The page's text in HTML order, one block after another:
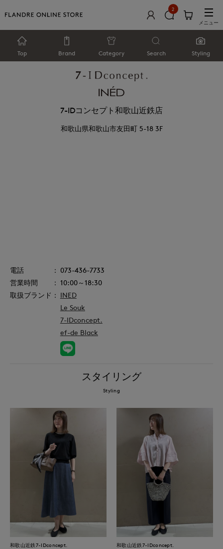
2
メニュー
Top Brand Category Search Styling
7-IDコンセプト和歌山近鉄店
和歌山県和歌山市友田町 5-18 3F
073-436-7733
10:00～18:30
INED
Le Souk
7-IDconcept.
ef-de Black
スタイリング
Styling
和歌山近鉄7-IDconcept. 和歌山近鉄7-IDconcept.